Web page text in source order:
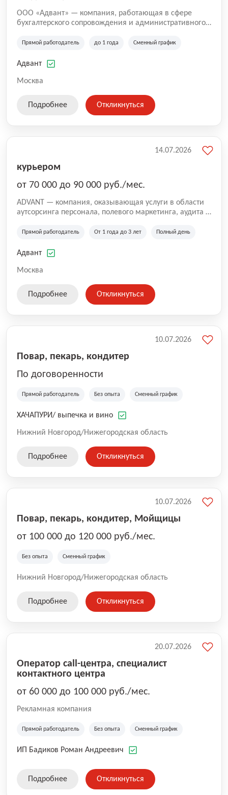
ООО «Адвант» — компания, работающая в сфере
бухгалтерского сопровождения и административного
зарегистрирована в Санкт-Петербурге и
лиц и коммерческих организаций.
Прямой работодатель до 1 года Сменный график
Адвант
Москва
Подробнее Откликнуться
курьером
от 70 000 до 90 000 руб./мес.
ADVANT — компания, оказывающая услуги в области
аутсорсинга персонала, полевого маркетинга, аудита и
региональных клиентов. Мы работаем на рынке с
Казахстана и Беларуси, сотрудничая с компаниями из
Прямой работодатель От 1 года до 3 лет Полный день
Адвант
Москва
14.07.2026
Подробнее Откликнуться
Повар, пекарь, кондитер
По договоренности
Прямой работодатель Без опыта Сменный график
ХАЧАПУРИ/ выпечка и вино
Нижний Новгород/Нижегородская область
10.07.2026
Подробнее Откликнуться
Повар, пекарь, кондитер, Мойщицы
от 100 000 до 120 000 руб./мес.
Без опыта Сменный график
Нижний Новгород/Нижегородская область
10.07.2026
Подробнее Откликнуться
Оператор call-центра, специалист
контактного центра
от 60 000 до 100 000 руб./мес.
Рекламная компания
Прямой работодатель Без опыта Сменный график
ИП Бадиков Роман Андреевич
20.07.2026
Подробнее Откликнуться